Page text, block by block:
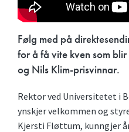
Følg med på
for å få vite kven som
og Nils Klim-prisvinnar.
Rektor ved Universitetet i
ynskjer velkommen og
Kjersti Fløttum, kunngjer